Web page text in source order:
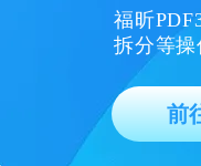
福昕
拆分等
前